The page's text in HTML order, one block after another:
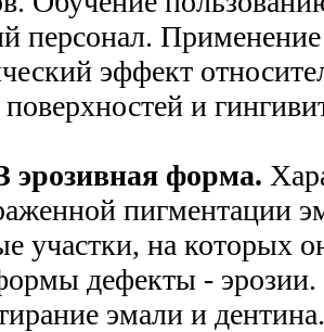
персонал.
эффект
и
форма.
пигментации
участки, на которых
дефекты -
эмали и дентина.